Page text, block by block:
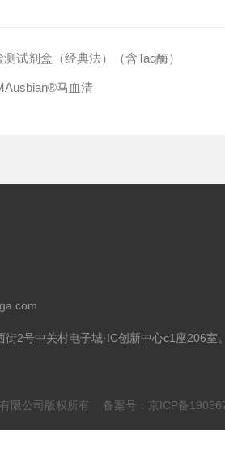
试剂盒（经典法）（含Taq酶）
马血清
街2号中关村电子城·IC创新中心c1座206室
限公司版权所有 备案号：京ICP备